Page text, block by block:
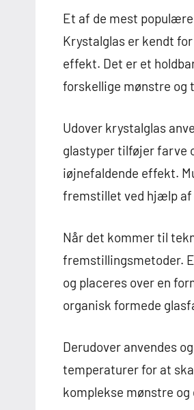
Et af de mest
Krystalglas er kendt
effekt. Det er et
forskellige mønstre og
Udover krystalglas
glastyper tilføjer farve
iøjnefaldende effekt.
fremstillet ved hjælp af
Når det kommer til
fremstillingsmetoder.
og placeres over en
organisk formede
Derudover anvendes
temperaturer for at
komplekse mønstre